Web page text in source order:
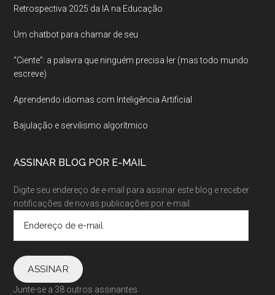
Retrospectiva 2025 da IA na Educação
Um chatbot para chamar de seu
“Ciente”: a palavra que ninguém precisa ler (mas todo mundo
escreve)
Aprendendo idiomas com Inteligência Artificial
Bajulação e servilismo algorítmico
ASSINAR BLOG POR E-MAIL
Digite seu endereço de e-mail para assinar este blog e receber
notificações de novas publicações por e-mail.
e-
mail
ASSINAR
Junte-se a 38 outros assinantes